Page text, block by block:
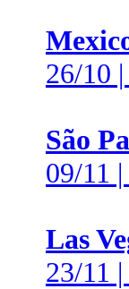
26/10
São
09/11
Las
23/11 |